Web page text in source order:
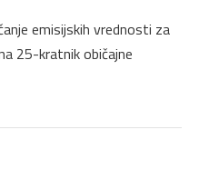
emisijskih vrednosti za
25-kratnik običajne